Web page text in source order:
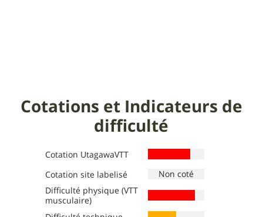
Cotations et Indicateurs de
difficulté
Cotation UtagawaVTT
Cotation site labelisé
Définition des niveaux :
Définition des niveaux :
Difficulté physique (VTT
musculaire)